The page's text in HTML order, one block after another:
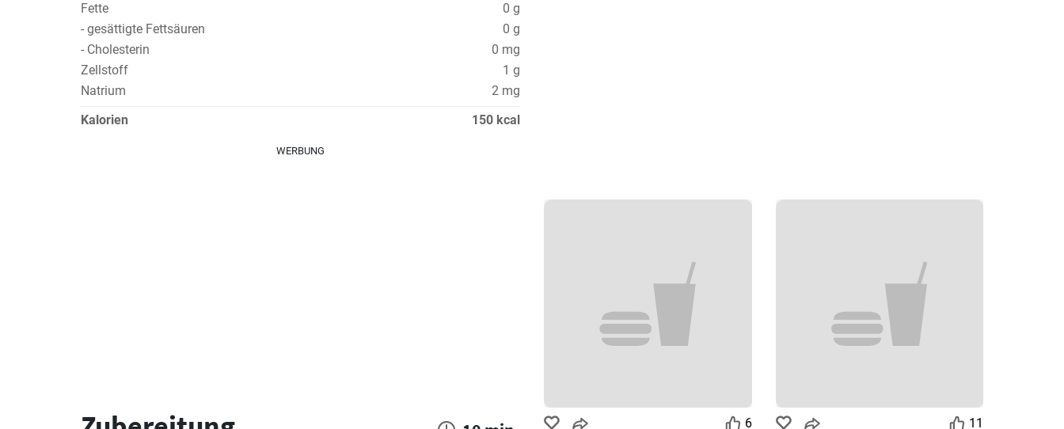
Fette
0 g
- gesättigte Fettsäuren
0 g
- Cholesterin
0 mg
Zellstoff
1 g
Natrium
2 mg
Kalorien
150 kcal
WERBUNG
6 11